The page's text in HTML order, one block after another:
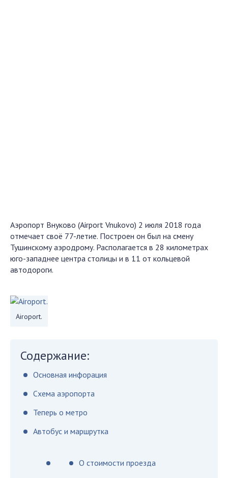
Аэропорт Внуково (Airport Vnukovo) 2 июля 2018 года
отмечает своё 77-летие. Построен он был на смену
Тушинскому аэродрому. Располагается в 28 километрах
юго-западнее центра столицы и в 11 от кольцевой
автодороги.
Airoport.
Содержание:
Основная инфорация
Схема аэропорта
Теперь о метро
Автобус и маршрутка
О стоимости проезда